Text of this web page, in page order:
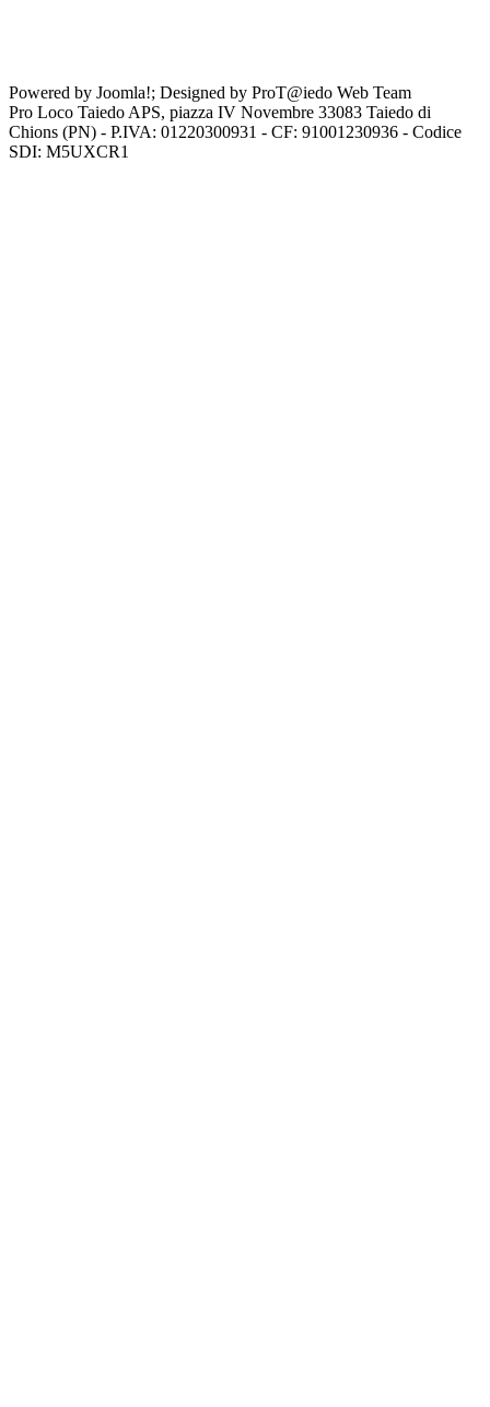
Powered by Joomla!; Designed by ProT@iedo Web Team
Pro Loco Taiedo APS, piazza IV Novembre 33083 Taiedo di
Chions (PN) - P.IVA: 01220300931 - CF: 91001230936 - Codice
SDI: M5UXCR1